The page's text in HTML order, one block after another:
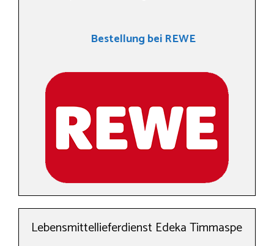
Bestellung bei REWE
Lebensmittellieferdienst Edeka Timmaspe